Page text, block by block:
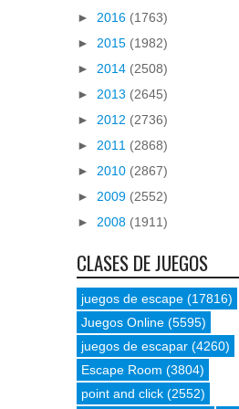
► 2016 (1763)
► 2015 (1982)
► 2014 (2508)
► 2013 (2645)
► 2012 (2736)
► 2011 (2868)
► 2010 (2867)
► 2009 (2552)
► 2008 (1911)
CLASES DE JUEGOS
juegos de escape (17816)
Juegos Online (5595)
juegos de escapar (4260)
Escape Room (3804)
point and click (2552)